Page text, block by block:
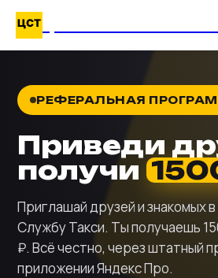
РЕФЕРАЛЬНАЯ
Приведи
получи
Приглашай друзей и знакомых
Службу Такси. Ты получаешь
₽. Всё честно, через штатный
приложении Яндекс Про.